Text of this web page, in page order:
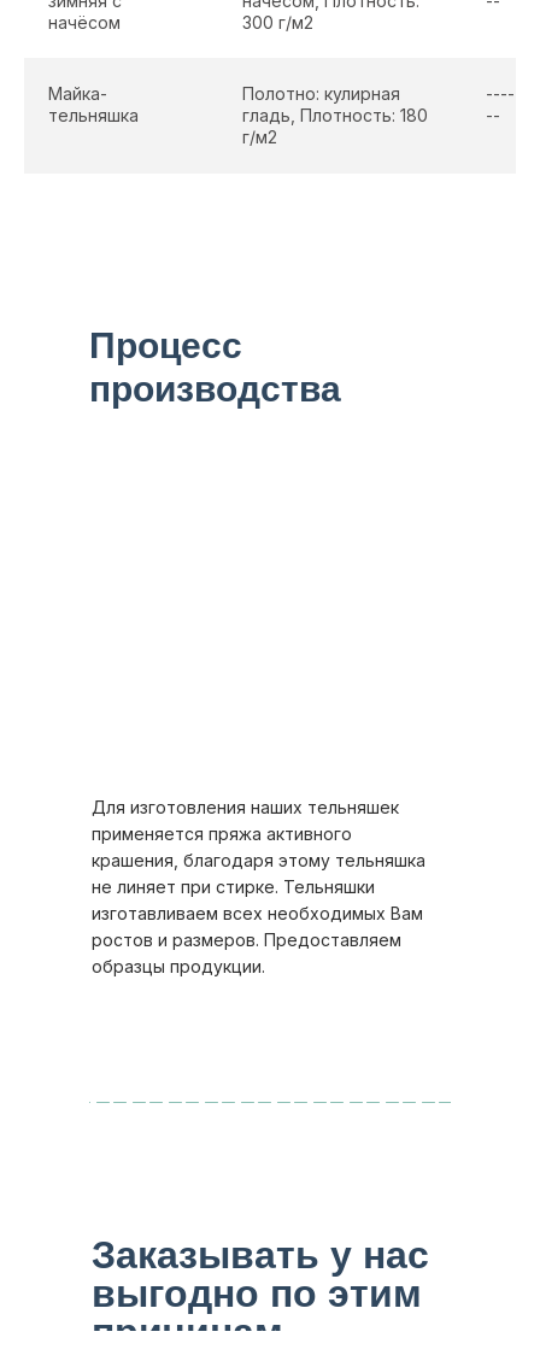
начёсом
300 г/м2
Майка-
тельняшка
Полотно: кулирная
гладь, Плотность: 180
г/м2
----
--
Процесс
производства
Для изготовления наших тельняшек
применяется пряжа активного
крашения, благодаря этому тельняшка
не линяет при стирке. Тельняшки
изготавливаем всех необходимых Вам
ростов и размеров. Предоставляем
образцы продукции.
Заказывать у нас
выгодно по этим
причинам